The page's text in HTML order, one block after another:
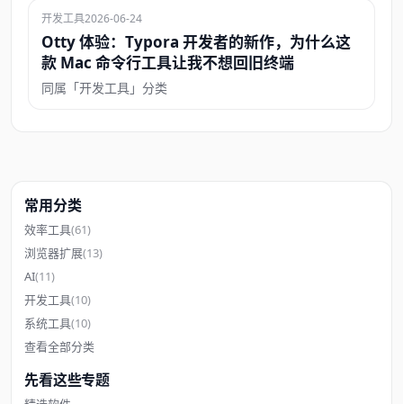
开发工具2026-06-24
Otty 体验：Typora 开发者的新作，为什么这
款 Mac 命令行工具让我不想回旧终端
同属「开发工具」分类
常用分类
效率工具(61)
浏览器扩展(13)
AI(11)
开发工具(10)
系统工具(10)
查看全部分类
先看这些专题